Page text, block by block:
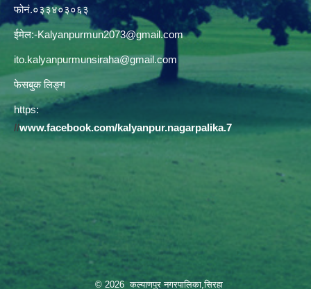
फोनं.०३३४०३०६३
ईमेल:-Kalyanpurmun2073@gmail.com
ito.kalyanpurmunsiraha@gmail.com
फेसबुक लिङ्ग
https:
//www.facebook.com/kalyanpur.nagarpalika.7
© 2026 कल्याणपुर नगरपालिका,सिरहा